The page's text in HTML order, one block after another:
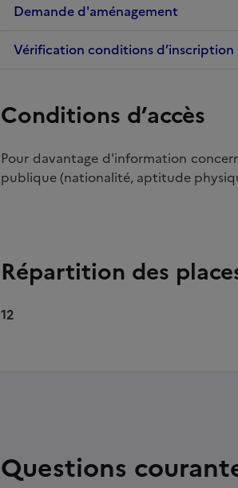
Demande d'aménagement
Vérification conditions d’inscription
Conditions d’accès
Pour davantage d'information
publique (nationalité, aptitude
Répartition des
12
Questions